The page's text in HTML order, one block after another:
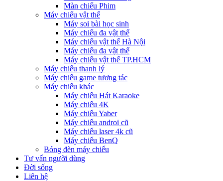
Màn chiếu Phim
Máy chiếu vật thể
Máy soi bài học sinh
Máy chiếu đa vật thể
Máy chiếu vật thể Hà Nội
Máy chiếu đa vật thể
Máy chiếu vật thể TP.HCM
Máy chiếu thanh lý
Máy chiếu game tương tác
Máy chiếu khác
Máy chiếu Hát Karaoke
Máy chiếu 4K
Máy chiếu Yaber
Máy chiếu androi cũ
Máy chiếu laser 4k cũ
Máy chiếu BenQ
Bóng đèn máy chiếu
Tư vấn người dùng
Đời sống
Liên hệ